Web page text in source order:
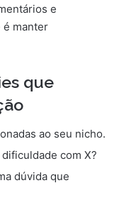
e
é manter
que
ao seu nicho.
com X?
dúvida que